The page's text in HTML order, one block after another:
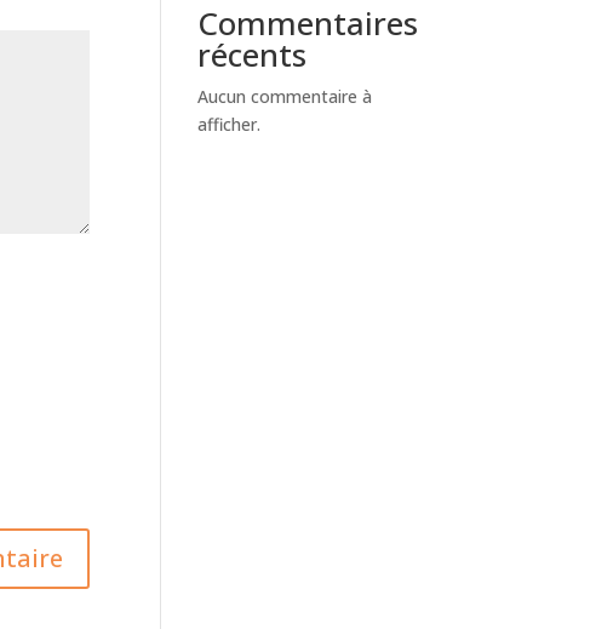
Commentaires
récents
Aucun commentaire à
afficher.